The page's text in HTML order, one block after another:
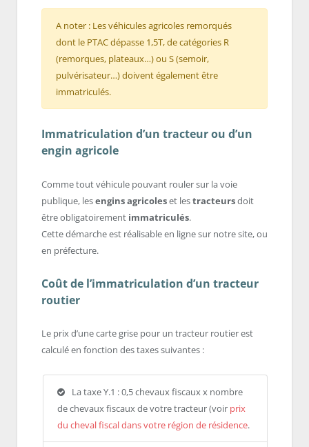
A noter : Les véhicules agricoles remorqués
dont le PTAC dépasse 1,5T, de catégories R
(remorques, plateaux…) ou S (semoir,
pulvérisateur…) doivent également être
immatriculés.
Immatriculation d’un tracteur ou d’un
engin agricole
Comme tout véhicule pouvant rouler sur la voie
publique, lesengins agricoleset lestracteursdoit
être obligatoirement immatriculés.
Cette démarche est réalisable en ligne sur notre site, ou
en préfecture.
Coût de l’immatriculation d’un tracteur
routier
Le prix d’une carte grise pour un tracteur routier est
calculé en fonction des taxes suivantes :
La taxe Y.1 : 0,5 chevaux fiscaux x nombre
de chevaux fiscaux de votre tracteur (voir prix
du cheval fiscal dans votre région de résidence.